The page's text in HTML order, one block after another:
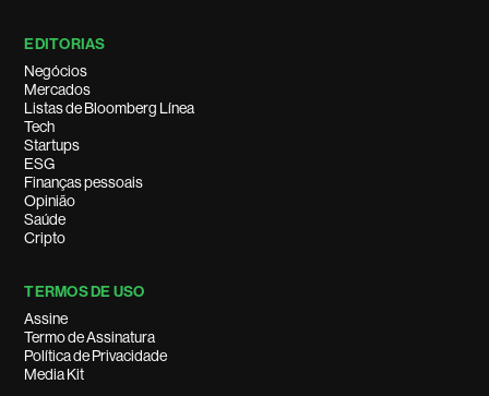
EDITORIAS
Negócios
Mercados
Listas de Bloomberg Línea
Tech
Startups
ESG
Finanças pessoais
Opinião
Saúde
Cripto
TERMOS DE USO
Assine
Termo de Assinatura
Política de Privacidade
Media Kit